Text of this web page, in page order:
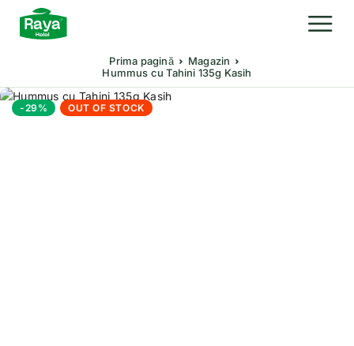
Prima pagină
Magazin
Hummus cu Tahini 135g Kasih
-29% OUT OF STOCK